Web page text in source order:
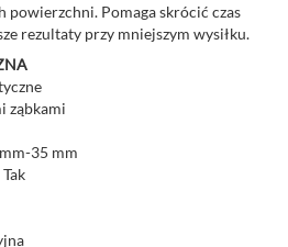
powierzchni. Pomaga skrócić czas
rezultaty przy mniejszym wysiłku.
ząbkami
35 mm